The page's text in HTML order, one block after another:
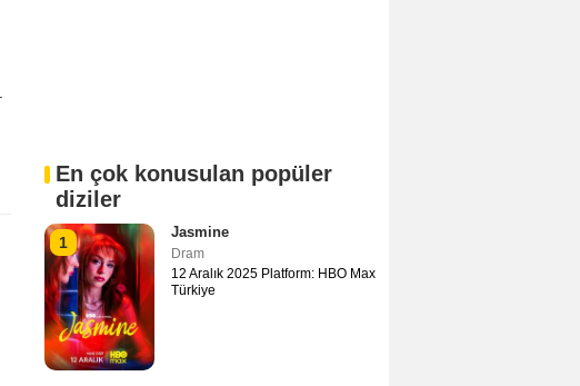
En çok konusulan popüler
diziler
1
Jasmine
Dram
12 Aralık 2025 Platform: HBO Max
Türkiye